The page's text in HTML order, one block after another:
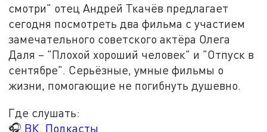
смотри" отец Андрей Ткачёв предлагает
сегодня посмотреть два фильма с участием
замечательного советского актёра Олега
Даля – "Плохой хороший человек" и "Отпуск в
сентябре". Серьёзные, умные фильмы о
жизни, помогающие не погибнуть душевно.
Где слушать:
🎧 ВК. Подкасты